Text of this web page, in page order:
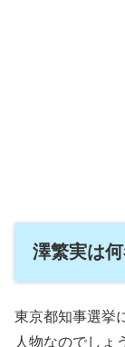
澤繁実は
東京都知事選挙
人物なのでしょ